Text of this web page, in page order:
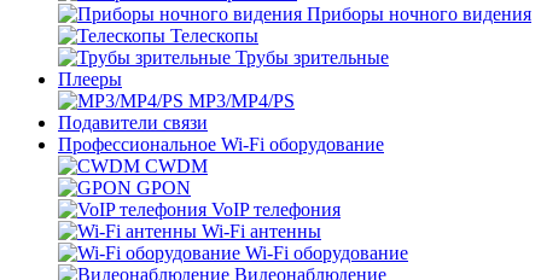
Приборы ночного видения
Телескопы
Трубы зрительные
Плееры
MP3/MP4/PS
Подавители связи
Профессиональное Wi-Fi оборудование
CWDM
GPON
VoIP телефония
Wi-Fi антенны
Wi-Fi оборудование
Видеонаблюдение